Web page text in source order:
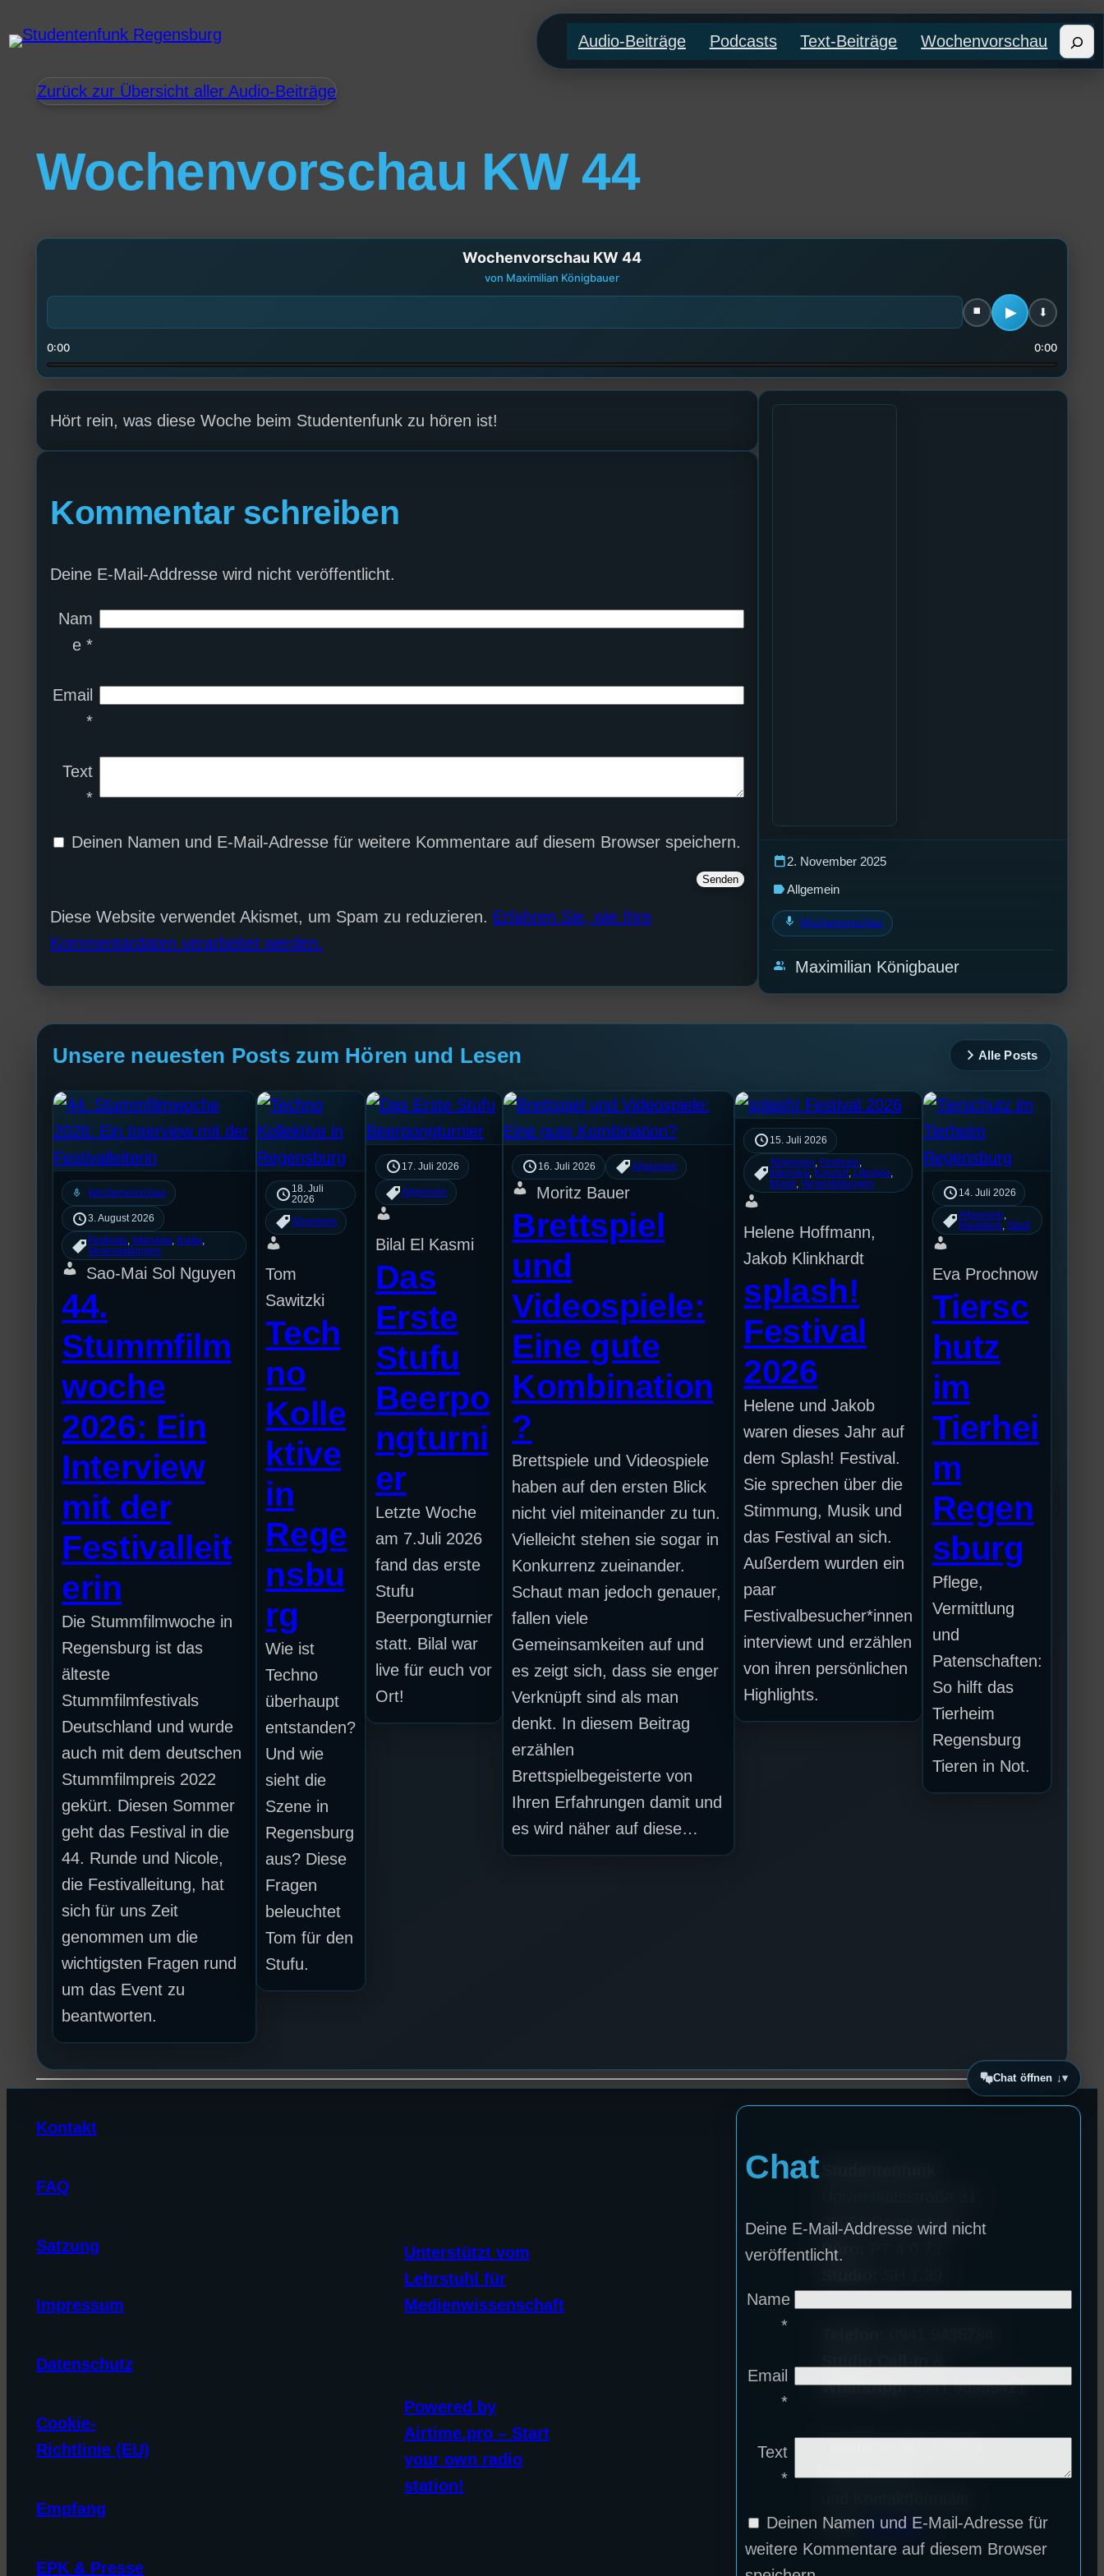
Audio-Beiträge Podcasts Text-Beiträge Wochenvorschau
Zurück zur Übersicht aller Audio-Beiträge
Wochenvorschau KW 44
Wochenvorschau KW 44
von Maximilian Königbauer
0:00 0:00
Hört rein, was diese Woche beim Studentenfunk zu hören ist!
Kommentar schreiben
Deine E-Mail-Addresse wird nicht veröffentlicht.
Nam
e *
Email
*
Text
*
Deinen Namen und E-Mail-Adresse für weitere Kommentare auf diesem Browser speichern.
Diese Website verwendet Akismet, um Spam zu reduzieren. Erfahren Sie, wie Ihre
Kommentardaten verarbeitet werden.
calendar_today2. November 2025
labelAllgemein
mic Wochenvorschau
group Maximilian Königbauer
Unsere neuesten Posts zum Hören und Lesen Alle Posts
mic Wochenvorschau
3. August 2026
Festivals Interview, Kultur
Veranstaltungen
Sao-Mai Sol Nguyen
44.
Stummfilm
woche
2026: Ein
Interview
mit der
Festivalleit
erin
Die Stummfilmwoche in
Regensburg ist das
älteste
Stummfilmfestivals
Deutschland und wurde
auch mit dem deutschen
Stummfilmpreis 2022
gekürt. Diesen Sommer
geht das Festival in die
44. Runde und Nicole,
die Festivalleitung, hat
sich für uns Zeit
genommen um die
wichtigsten Fragen rund
um das Event zu
beantworten.
18. Juli
2026
Allgemein
Tom
Sawitzki
Tech
no
Kolle
ktive
in
Rege
nsbu
rg
Wie ist
Techno
überhaupt
entstanden?
Und wie
sieht die
Szene in
Regensburg
aus? Diese
Fragen
beleuchtet
Tom für den
Stufu.
17. Juli 2026
Allgemein
Bilal El Kasmi
Das
Erste
Stufu
Beerpo
ngturni
er
Letzte Woche
am 7.Juli 2026
fand das erste
Stufu
Beerpongturnier
statt. Bilal war
live für euch vor
Ort!
16. Juli 2026 Allgemein
Moritz Bauer
Brettspiel
und
Videospiele:
Eine gute
Kombination
?
Brettspiele und Videospiele
haben auf den ersten Blick
nicht viel miteinander zu tun.
Vielleicht stehen sie sogar in
Konkurrenz zueinander.
Schaut man jedoch genauer,
fallen viele
Gemeinsamkeiten auf und
es zeigt sich, dass sie enger
Verknüpft sind als man
denkt. In diesem Beitrag
erzählen
Brettspielbegeisterte von
Ihren Erfahrungen damit und
es wird näher auf diese…
15. Juli 2026
Allgemein Festivals
Interview, Konzert Lifestyle
Musik , Veranstaltungen
Helene Hoffmann,
Jakob Klinkhardt
splash!
Festival
2026
Helene und Jakob
waren dieses Jahr auf
dem Splash! Festival.
Sie sprechen über die
Stimmung, Musik und
das Festival an sich.
Außerdem wurden ein
paar
Festivalbesucher*innen
interviewt und erzählen
von ihren persönlichen
Highlights.
14. Juli 2026
Allgemein
Haustiere Stadt
Eva Prochnow
Tiersc
hutz
im
Tierhei
m
Regen
sburg
Pflege,
Vermittlung
und
Patenschaften:
So hilft das
Tierheim
Regensburg
Tieren in Not.
Kontakt
FAQ
Satzung
Impressum
Datenschutz
Cookie-
Richtlinie (EU)
Empfang
EPK & Presse
Unterstützt vom
Lehrstuhl für
Medienwissenschaft
Powered by
Airtime.pro – Start
your own radio
station!
93053 Regensburg
Büro:
WhatsApp:0941 56959421
unterKontakt!
Chat öffnen ↓
Chat
Deine E-Mail-Addresse wird nicht
veröffentlicht.
Name
*
Email
*
Text
*
Deinen Namen und E-Mail-Adresse für
weitere Kommentare auf diesem Browser